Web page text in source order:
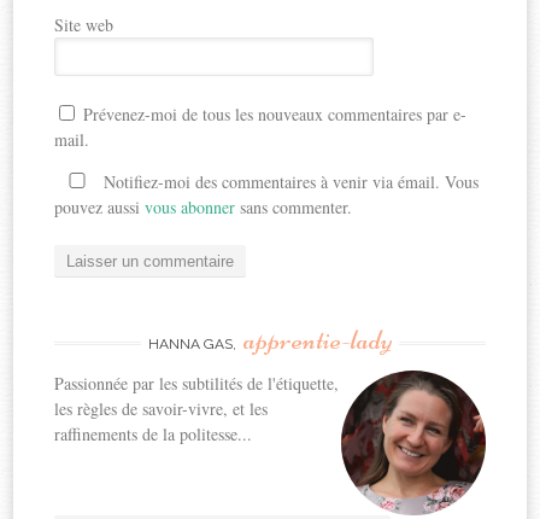
Site web
Prévenez-moi de tous les nouveaux commentaires par e-
mail.
Notifiez-moi des commentaires à venir via émail. Vous
pouvez aussivous abonner sans commenter.
HANNA GAS, apprentie-lady
Passionnée par les subtilités de l'étiquette,
les règles de savoir-vivre, et les
raffinements de la politesse...